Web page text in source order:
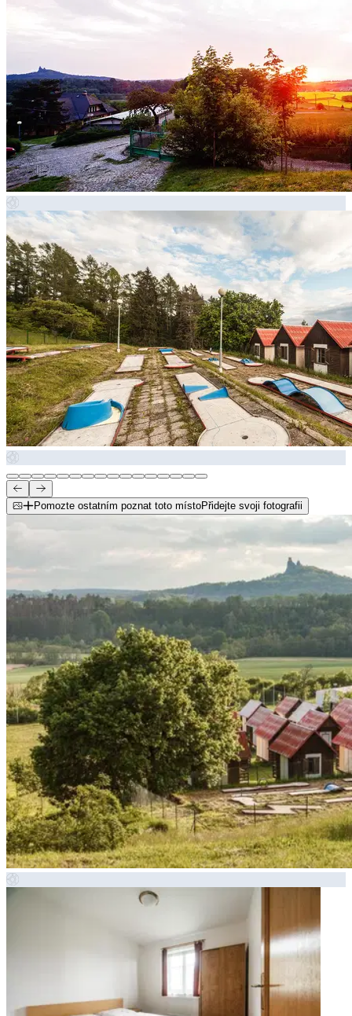
Pomozte ostatním poznat toto místoPřidejte svoji fotografii